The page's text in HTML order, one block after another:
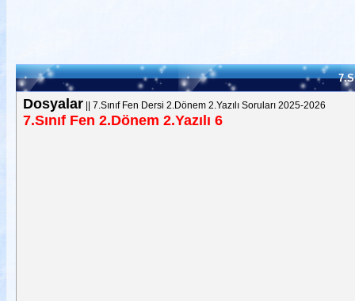
Dosyalar|| 7.Sınıf Fen Dersi 2.Dönem 2.Yazılı Soruları 2025-2026
7.Sınıf Fen 2.Dönem 2.Yazılı 6